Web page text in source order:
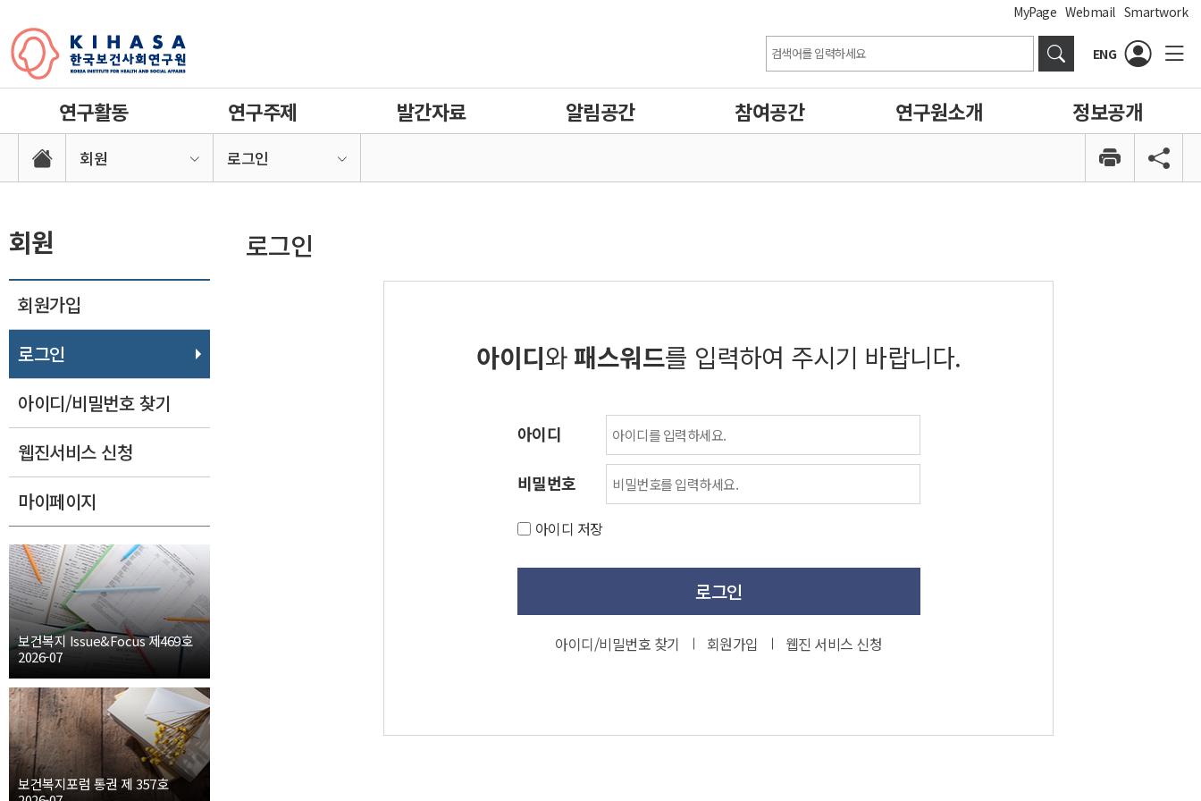
MyPage Webmail Smartwork
ENG
연구활동 연구주제 발간자료 알림공간 참여공간 연구원소개 정보공개
회원 로그인
회원
회원가입
로그인
아이디/비밀번호 찾기
웹진서비스 신청
마이페이지
보건복지 Issue&Focus 제469호
2026-07
보건복지포럼 통권 제 357호
로그인
아이디와 패스워드를 입력하여 주시기 바랍니다.
아이디
비밀번호
아이디 저장
로그인
아이디/비밀번호 찾기 회원가입 웹진 서비스 신청